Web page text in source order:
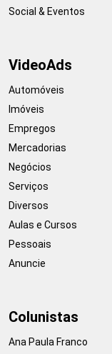
Social & Eventos
VideoAds
Automóveis
Imóveis
Empregos
Mercadorias
Negócios
Serviços
Diversos
Aulas e Cursos
Pessoais
Anuncie
Colunistas
Ana Paula Franco